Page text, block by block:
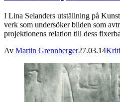
I Lina Selanders utställning på
verk som undersöker bilden som
projektionens relation till dess
Av Martin Grennberger27.03.14